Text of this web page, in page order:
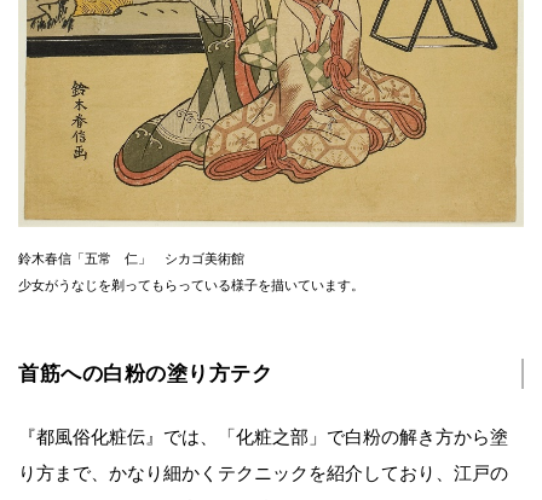
鈴木春信「五常 仁」 シカゴ美術館
少女がうなじを剃ってもらっている様子を描いています。
首筋への白粉の塗り方テク
『都風俗化粧伝』では、「化粧之部」で白粉の解き方から塗
り方まで、かなり細かくテクニックを紹介しており、江戸の